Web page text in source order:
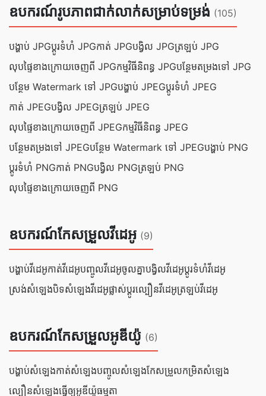
ឧបករណ៍រូបភាពជាក់លាក់សម្រាប់ទម្រង់ (105)
បង្ហាប់ JPGប្ដូរ​ទំហំ JPGកាត់ JPGបង្វិល JPGត្រឡប់ JPG
លុបផ្ទៃខាងក្រោយចេញពី JPGកម្មវិធី​និពន្ធ JPGបន្ថែមតម្រងទៅ JPG
បន្ថែម Watermark ទៅ JPGបង្ហាប់ JPEGប្ដូរ​ទំហំ JPEG
កាត់ JPEGបង្វិល JPEGត្រឡប់ JPEG
លុបផ្ទៃខាងក្រោយចេញពី JPEGកម្មវិធី​និពន្ធ JPEG
បន្ថែមតម្រងទៅ JPEGបន្ថែម Watermark ទៅ JPEGបង្ហាប់ PNG
ប្ដូរ​ទំហំ PNGកាត់ PNGបង្វិល PNGត្រឡប់ PNG
លុបផ្ទៃខាងក្រោយចេញពី PNG
ឧបករណ៍កែសម្រួលវីដេអូ (9)
បង្ហាប់វីដេអូកាត់វីដេអូបញ្ចូលវីដេអូចូលគ្នាបង្វិលវីដេអូប្ដូរទំហំវីដេអូ
ស្រង់សំឡេងបិទសំឡេងវីដេអូផ្លាស់ប្តូរល្បឿនវីដេអូត្រឡប់វីដេអូ
ឧបករណ៍កែសម្រួលអូឌីយ៉ូ (6)
បង្ហាប់​សំឡេងកាត់​សំឡេងបញ្ចូល​សំឡេងកែសម្រួលកម្រិតសំឡេង
ល្បឿនសំឡេងធ្វើ​ឲ្យ​អូឌីយ៉ូ​ធម្មតា